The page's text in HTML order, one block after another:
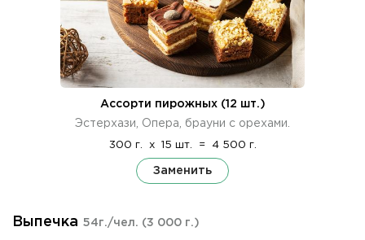
Ассорти пирожных (12 шт.)
Эстерхази, Опера, брауни с орехами.
300 г. x 15 шт. = 4 500 г.
Заменить
Выпечка 54г./чел. (3 000 г.)